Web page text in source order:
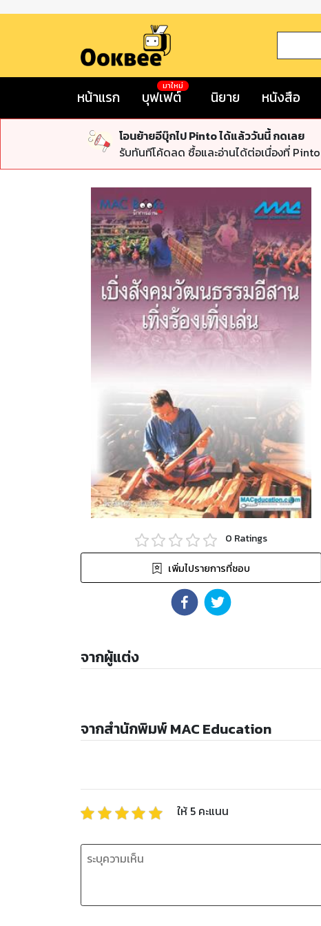
หน้าแรก บุฟเฟต์
มาใหม่
นิยาย หนังสือ
โอนย้ายอีบุ๊กไป Pinto ได้แล้ววันนี้ กดเลย
รับทันทีโค้ดลด ซื้อและอ่านได้ต่อเนื่องที่ Pinto
0 Ratings
เพิ่มไปรายการที่ชอบ
จากผู้แต่ง
จากสำนักพิมพ์ MAC Education
ให้ 5 คะแนน